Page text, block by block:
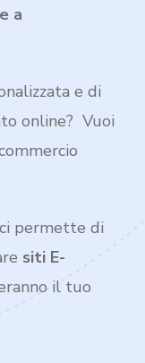
a
e di
online? Vuoi
permette di
siti E-
il tuo